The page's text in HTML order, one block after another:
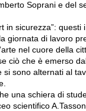
Soprani e del
in sicurezza”:
giornata di lavoro
nel cuore della
ciò che è emerso
si sono alternati al
una schiera di
scientifico